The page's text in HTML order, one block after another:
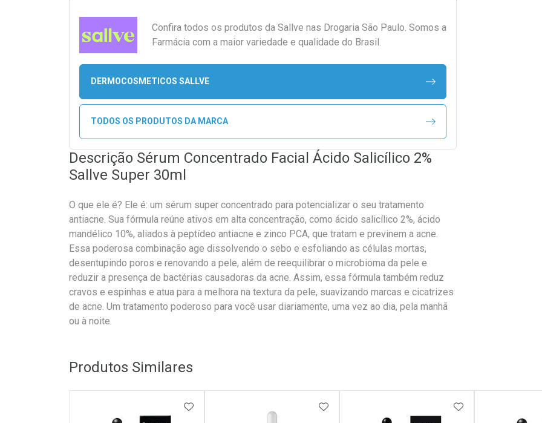
Confira todos os produtos da Sallve nas Drogaria São Paulo. Somos a
Farmácia com a maior variedade e qualidade do Brasil.
DERMOCOSMETICOS SALLVE
TODOS OS PRODUTOS DA MARCA
Descrição Sérum Concentrado Facial Ácido Salicílico 2%
Sallve Super 30ml
O que ele é? Ele é: um sérum super concentrado para potencializar o seu tratamento
antiacne. Sua fórmula reúne ativos em alta concentração, como ácido salicílico 2%, ácido
mandélico 10%, aliados à peptídeo antiacne e zinco PCA, que tratam e previnem a acne.
Essa poderosa combinação age dissolvendo o sebo e esfoliando as células mortas,
desentupindo poros e renovando a pele, além de reequilibrar o microbioma da pele e
reduzir a presença de bactérias causadoras da acne. Assim, essa fórmula também reduz
cravos e espinhas e atua para a melhora na textura da pele, suavizando marcas e cicatrizes
de acne. Um tratamento poderoso para você usar diariamente, uma vez ao dia, pela manhã
ou à noite.
Produtos Similares
ADICIONAR AOS FAVORITOSADICIONAR AOS FAVORITOSADICIONAR AOS